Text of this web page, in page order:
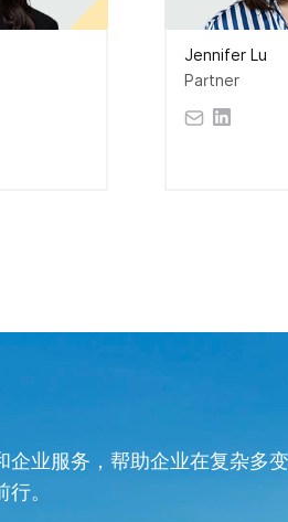
Jennifer Lu
Partner
企业服务，帮助企业在复杂多
。